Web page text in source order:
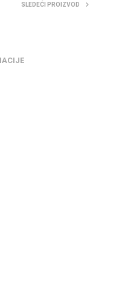
SLEDEĆI PROIZVOD